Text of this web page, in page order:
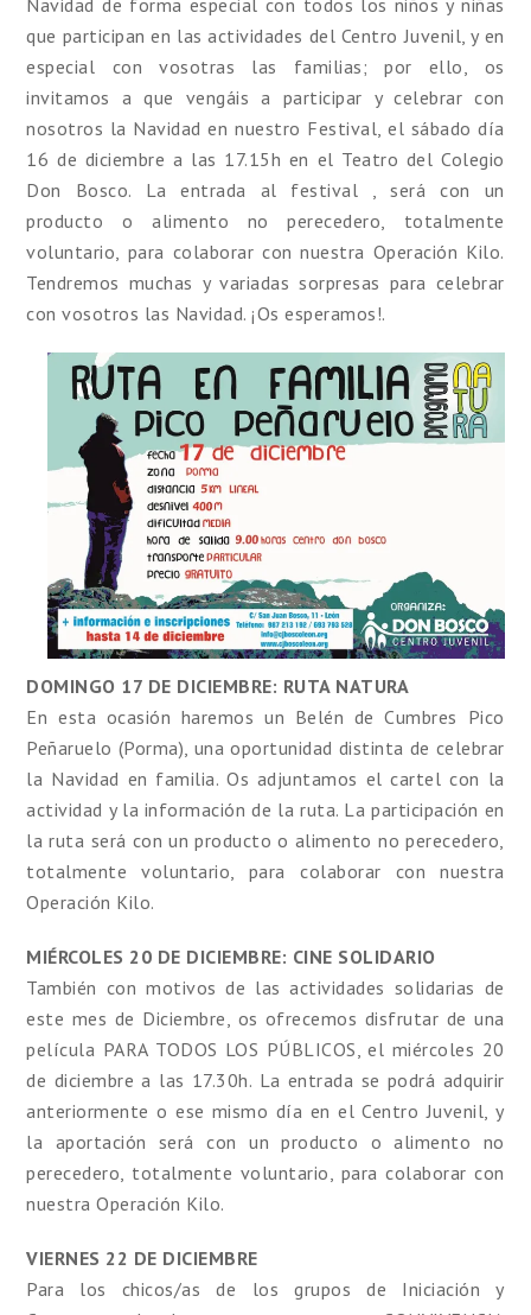
Navidad de forma especial con todos los niños y niñas
que participan en las actividades del Centro Juvenil, y en
especial con vosotras las familias; por ello, os
invitamos a que vengáis a participar y celebrar con
nosotros la Navidad en nuestro Festival, el sábado día
16 de diciembre a las 17.15h en el Teatro del Colegio
Don Bosco. La entrada al festival , será con un
producto o alimento no perecedero, totalmente
voluntario, para colaborar con nuestra Operación Kilo.
Tendremos muchas y variadas sorpresas para celebrar
con vosotros las Navidad. ¡Os esperamos!.
DOMINGO 17 DE DICIEMBRE: RUTA NATURA
En esta ocasión haremos un Belén de Cumbres Pico
Peñaruelo (Porma), una oportunidad distinta de celebrar
la Navidad en familia. Os adjuntamos el cartel con la
actividad y la información de la ruta. La participación en
la ruta será con un producto o alimento no perecedero,
totalmente voluntario, para colaborar con nuestra
Operación Kilo.
MIÉRCOLES 20 DE DICIEMBRE: CINE SOLIDARIO
También con motivos de las actividades solidarias de
este mes de Diciembre, os ofrecemos disfrutar de una
película PARA TODOS LOS PÚBLICOS, el miércoles 20
de diciembre a las 17.30h. La entrada se podrá adquirir
anteriormente o ese mismo día en el Centro Juvenil, y
la aportación será con un producto o alimento no
perecedero, totalmente voluntario, para colaborar con
nuestra Operación Kilo.
VIERNES 22 DE DICIEMBRE
Para los chicos/as de los grupos de Iniciación y